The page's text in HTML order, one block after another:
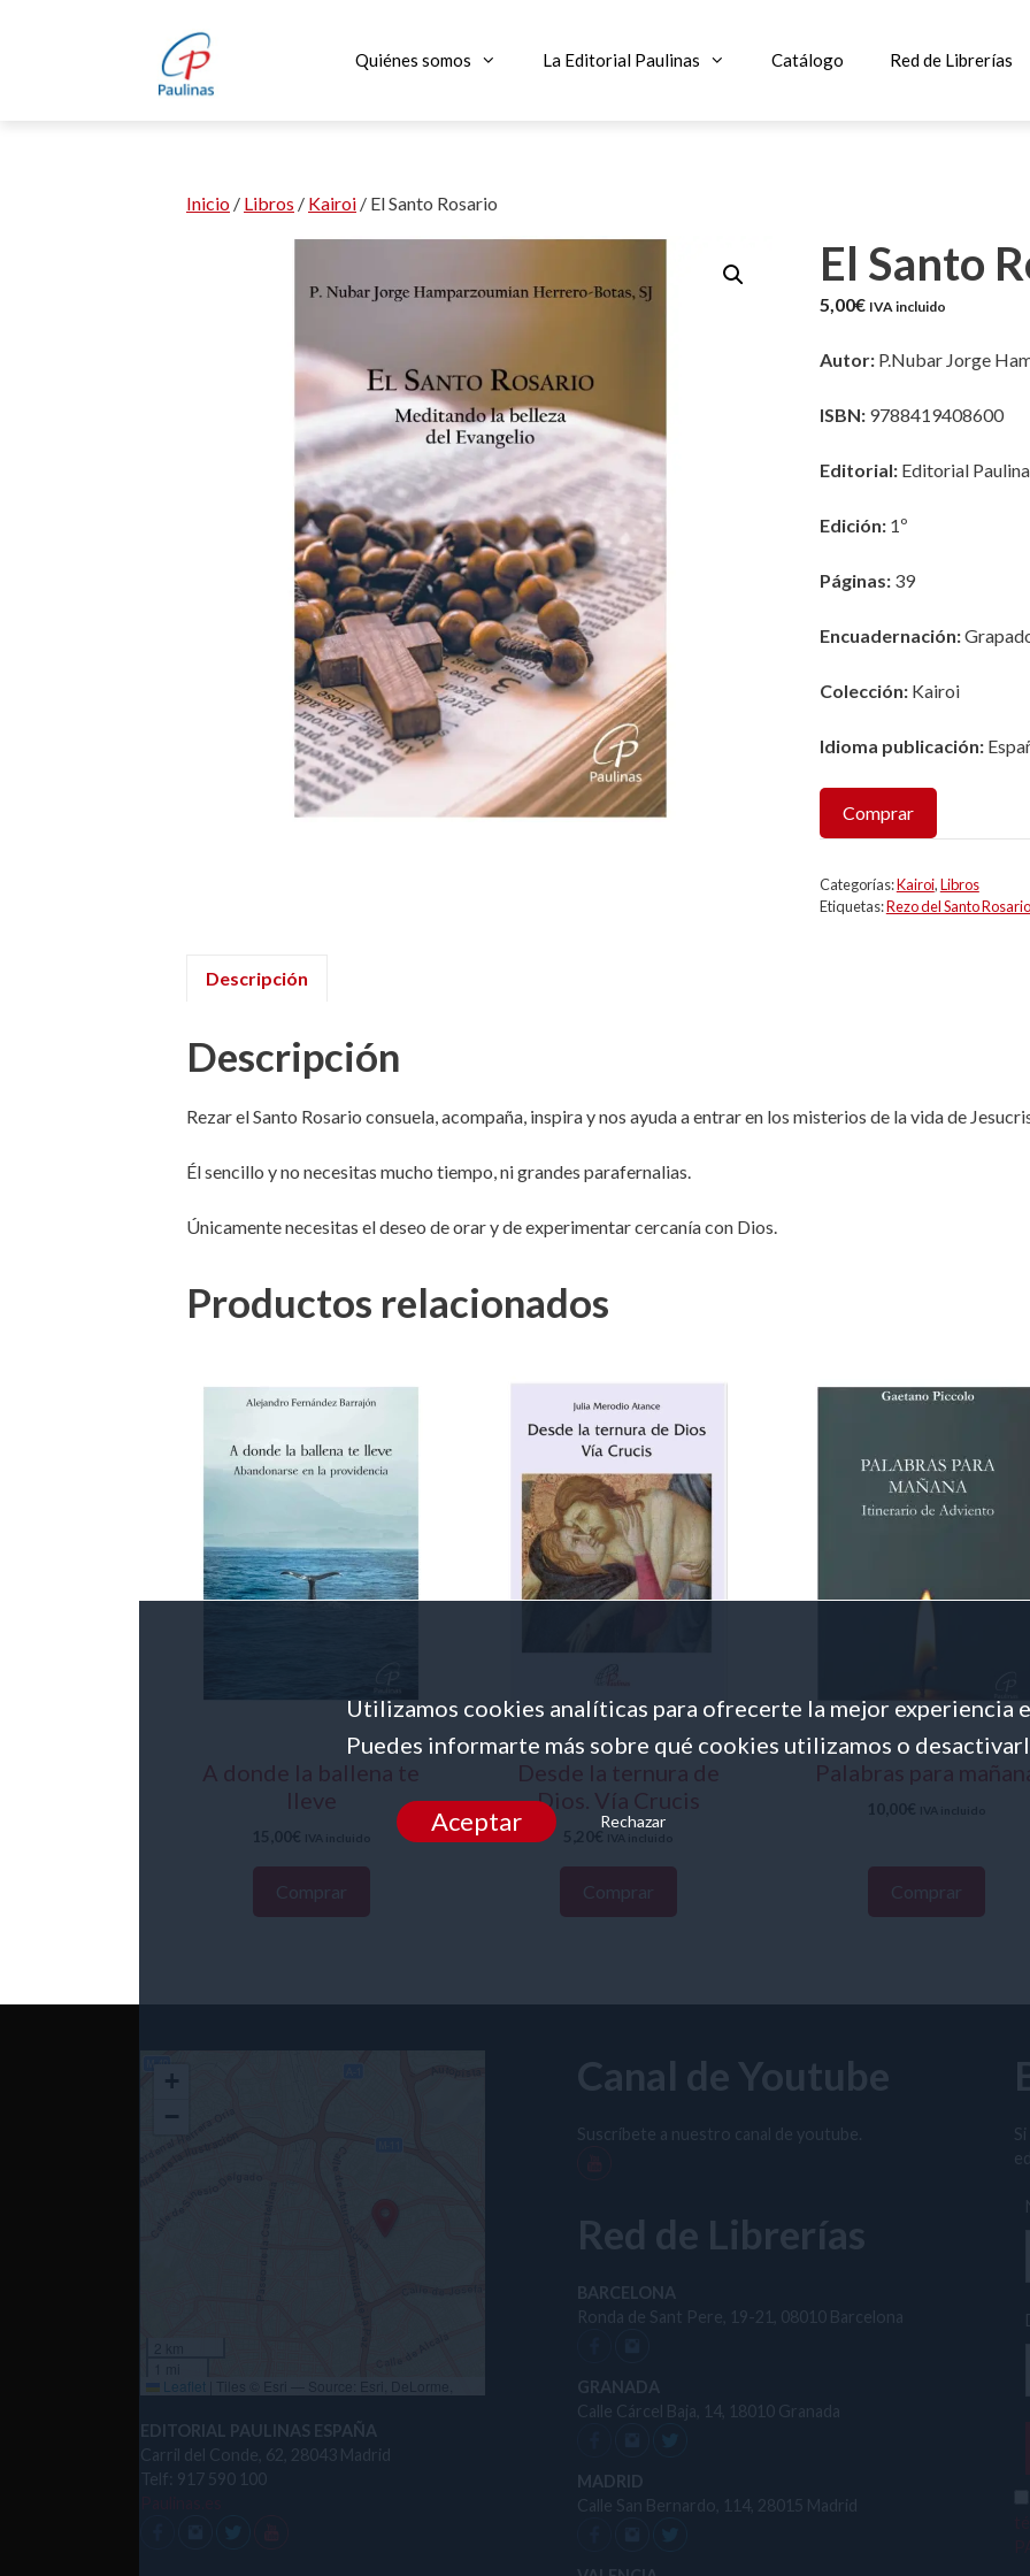
Quiénes somos La Editorial Paulinas Catálogo Red de Librerías
Inicio / Libros / Kairoi / El Santo Rosario
El Santo
5,00€ IVA incluido
Autor: P.Nubar Jorge
ISBN:9788419408600
Editorial: Editorial
Edición:1º
Páginas:39
Encuadernación:
Colección:Kairoi
Idioma publicación:
Comprar
Categorías:Kairoi,Libros
Etiquetas:Rezo del Santo Rosario
Descripción
Descripción
Rezar el Santo Rosario consuela, acompaña, inspira y nos ayuda a entrar en los misterios de la vida de
Él sencillo y no necesitas mucho tiempo, ni grandes parafernalias.
Únicamente necesitas el deseo de orar y de experimentar cercanía con Dios.
Productos relacionados
A donde la ballena te
lleve
Comprar
Desde la ternura de
Dios. Vía Crucis
Comprar
Palabras para
Comprar
+
−
Leaflet
METI, Esri China (Hong Kong), Esri (Thailand),
TomTom, 2012
EDITORIAL PAULINAS ESPAÑA
Carril del Conde, 62, 28043 Madrid
Telf: 917 590 100
Canal de Youtube
Suscríbete a nuestro canal de youtube.
Red de Librerías
BARCELONA
Ronda de Sant Pere, 19-21, 08010 Barcelona
GRANADA
Calle Cárcel Baja, 14, 18010 Granada
MADRID
Calle San Bernardo, 114, 28015 Madrid
Utilizamos cookies analíticas para ofrecerte la mejor experiencia
Puedes informarte más sobre qué cookies utilizamos o
Aceptar Rechazar